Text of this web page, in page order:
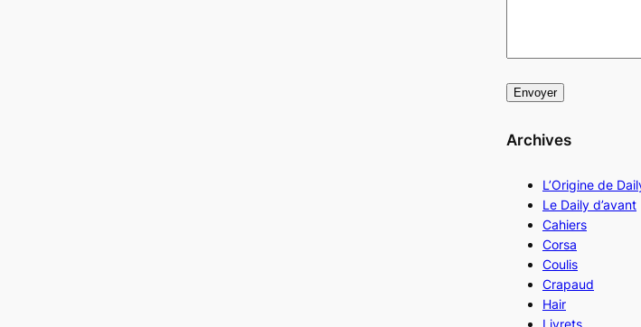
Archives
L’Origine de
Le Daily d’avant
Cahiers
Corsa
Coulis
Crapaud
Hair
Livrets